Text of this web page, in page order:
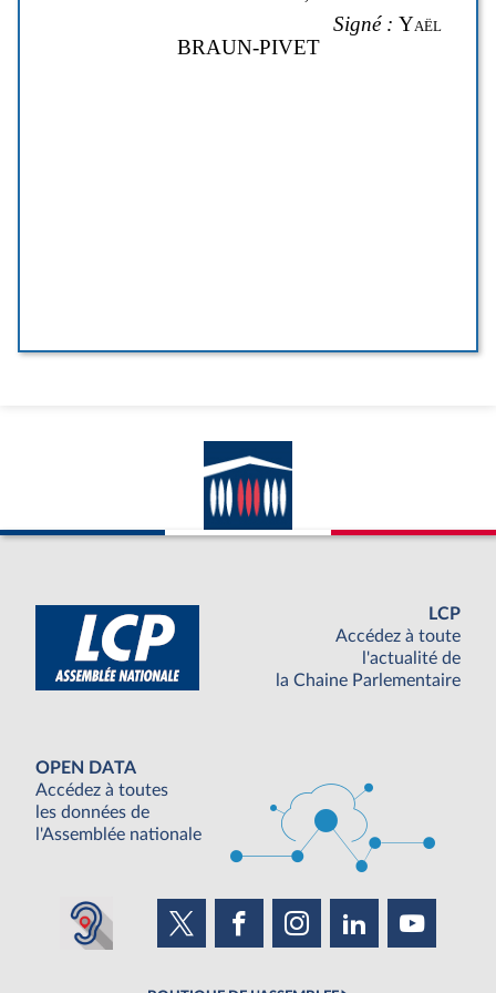
LCP
Accédez à toute
l'actualité de
la Chaine Parlementaire
OPEN DATA
Accédez à toutes
les données de
l'Assemblée nationale